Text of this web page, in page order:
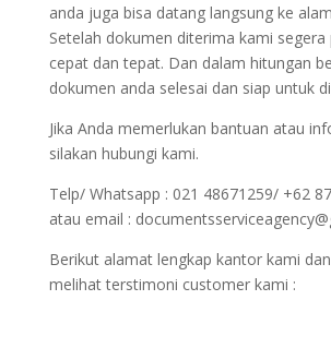
anda juga bisa datang langsung ke
Setelah dokumen diterima kami segera
cepat dan tepat. Dan dalam hitungan
dokumen anda selesai dan siap untuk
Jika Anda memerlukan bantuan atau
silakan hubungi kami.
Telp/ Whatsapp : 021 48671259/ +62
atau email :
Berikut alamat lengkap kantor kami
melihat terstimoni customer kami :